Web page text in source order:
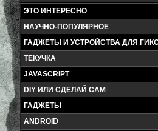
ЭТО ИНТЕРЕСНО
НАУЧНО-ПОПУЛЯРНОЕ
ГАДЖЕТЫ И УСТРОЙСТВА ДЛЯ
ТЕКУЧКА
JAVASCRIPT
DIY ИЛИ СДЕЛАЙ САМ
ГАДЖЕТЫ
ANDROID